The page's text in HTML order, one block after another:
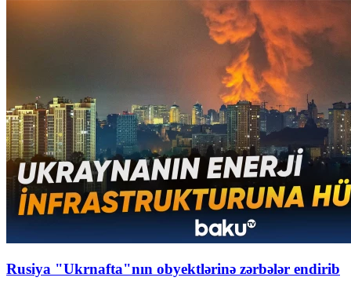
Rusiya "Ukrnafta"nın obyektlərinə zərbələr endirib